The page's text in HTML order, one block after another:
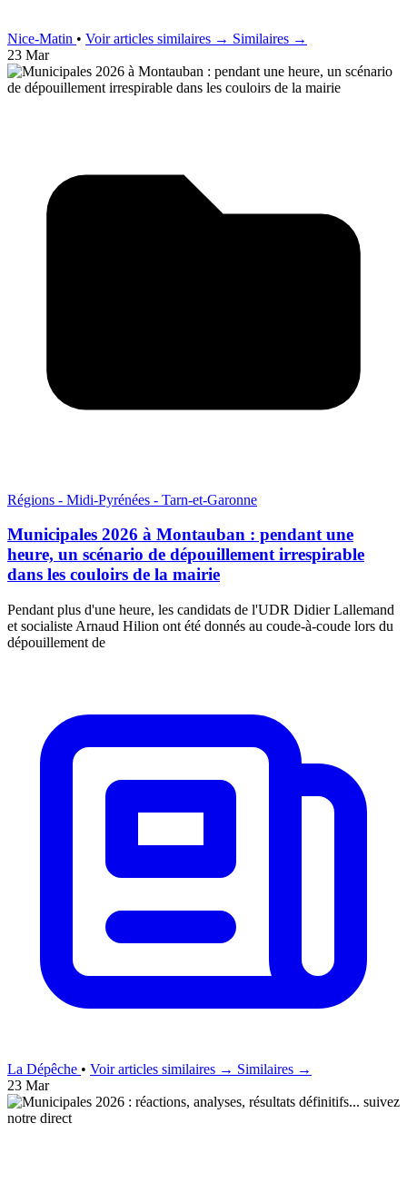
Nice-Matin • Voir articles similaires → Similaires →
23 Mar
Régions - Midi-Pyrénées - Tarn-et-Garonne
Municipales 2026 à Montauban : pendant une
heure, un scénario de dépouillement irrespirable
dans les couloirs de la mairie
Pendant plus d'une heure, les candidats de l'UDR Didier Lallemand
et socialiste Arnaud Hilion ont été donnés au coude-à-coude lors du
dépouillement de
La Dépêche • Voir articles similaires → Similaires →
23 Mar